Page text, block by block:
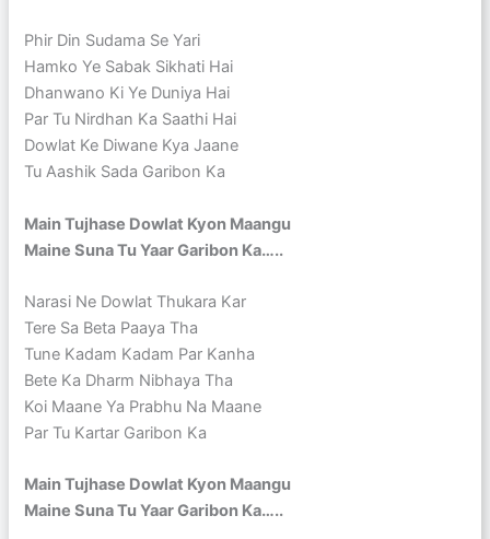
Phir Din Sudama Se Yari
Hamko Ye Sabak Sikhati Hai
Dhanwano Ki Ye Duniya Hai
Par Tu Nirdhan Ka Saathi Hai
Dowlat Ke Diwane Kya Jaane
Tu Aashik Sada Garibon Ka
Main Tujhase Dowlat Kyon Maangu
Maine Suna Tu Yaar Garibon Ka…..
Narasi Ne Dowlat Thukara Kar
Tere Sa Beta Paaya Tha
Tune Kadam Kadam Par Kanha
Bete Ka Dharm Nibhaya Tha
Koi Maane Ya Prabhu Na Maane
Par Tu Kartar Garibon Ka
Main Tujhase Dowlat Kyon Maangu
Maine Suna Tu Yaar Garibon Ka…..